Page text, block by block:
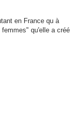
en France qu à
qu'elle a créé